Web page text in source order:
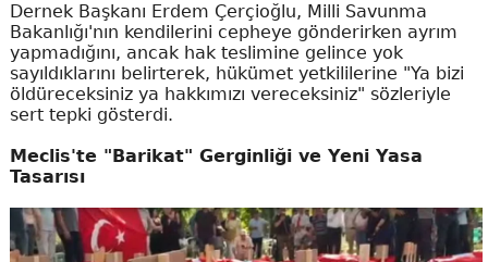
Dernek Başkanı Erdem Çerçioğlu, Milli Savunma
Bakanlığı'nın kendilerini cepheye gönderirken ayrım
yapmadığını, ancak hak teslimine gelince yok
sayıldıklarını belirterek, hükümet yetkililerine "Ya bizi
öldüreceksiniz ya hakkımızı vereceksiniz" sözleriyle
sert tepki gösterdi.
Meclis'te "Barikat" Gerginliği ve Yeni Yasa
Tasarısı